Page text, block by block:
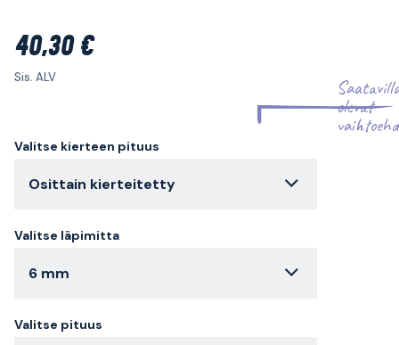
40,30 €
Sis. ALV
olevat
Valitse kierteen pituus
Osittain kierteitetty
Valitse läpimitta
6 mm
Valitse pituus